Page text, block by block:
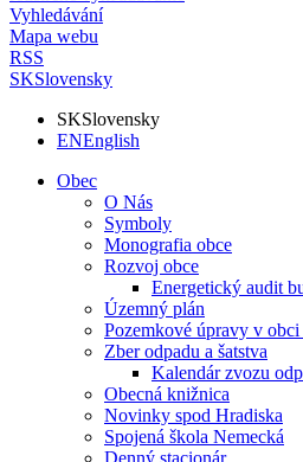
Vyhledávání
Mapa webu
RSS
SKSlovensky
SKSlovensky
ENEnglish
Obec
O Nás
Symboly
Monografia obce
Rozvoj obce
Energetický audit
Územný plán
Pozemkové úpravy v obci
Zber odpadu a šatstva
Kalendár zvozu
Obecná knižnica
Novinky spod Hradiska
Spojená škola Nemecká
Denný stacionár